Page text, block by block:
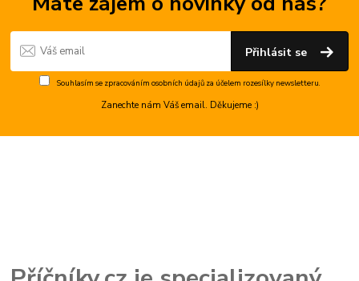
Přihlásit se
Souhlasím se zpracováním osobních údajůza účelem rozesílky newsletteru.
Zanechte nám Váš email. Děkujeme :)